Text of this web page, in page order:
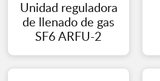
Unidad reguladora
de llenado de gas
SF6 ARFU-2